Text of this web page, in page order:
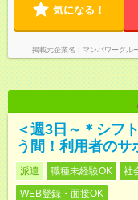
気になる！
掲載元企業名 マンパワーグル
＜週3日～＊シフ
う間！利用者のサ
派遣 職種未経験OK 社
WEB登録・面接OK